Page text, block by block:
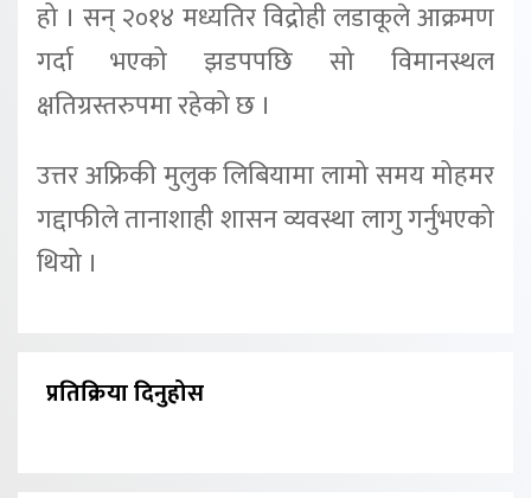
हो । सन् २०१४ मध्यतिर विद्रोही लडाकूले आक्रमण
गर्दा भएको झडपपछि सो विमानस्थल
क्षतिग्रस्तरुपमा रहेको छ ।
उत्तर अफ्रिकी मुलुक लिबियामा लामो समय मोहमर
गद्दाफीले तानाशाही शासन व्यवस्था लागु गर्नुभएको
थियो ।
प्रतिक्रिया दिनुहोस